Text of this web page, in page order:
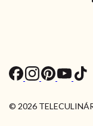
© 2026